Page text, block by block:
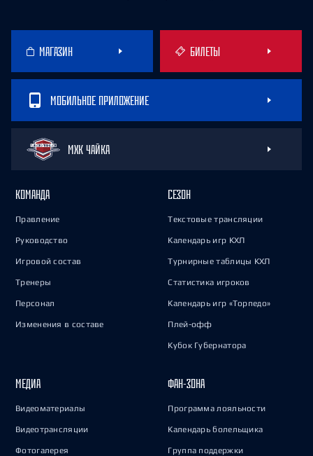
МАГАЗИН БИЛЕТЫ
МОБИЛЬНОЕ ПРИЛОЖЕНИЕ
МХК ЧАЙКА
КОМАНДА
Правление
Руководство
Игровой состав
Тренеры
Персонал
Изменения в составе
СЕЗОН
Текстовые трансляции
Календарь игр КХЛ
Турнирные таблицы КХЛ
Статистика игроков
Календарь игр «Торпедо»
Плей-офф
Кубок Губернатора
МЕДИА
Видеоматериалы
Видеотрансляции
Фотогалерея
ФАН-ЗОНА
Программа лояльности
Календарь болельщика
Группа поддержки